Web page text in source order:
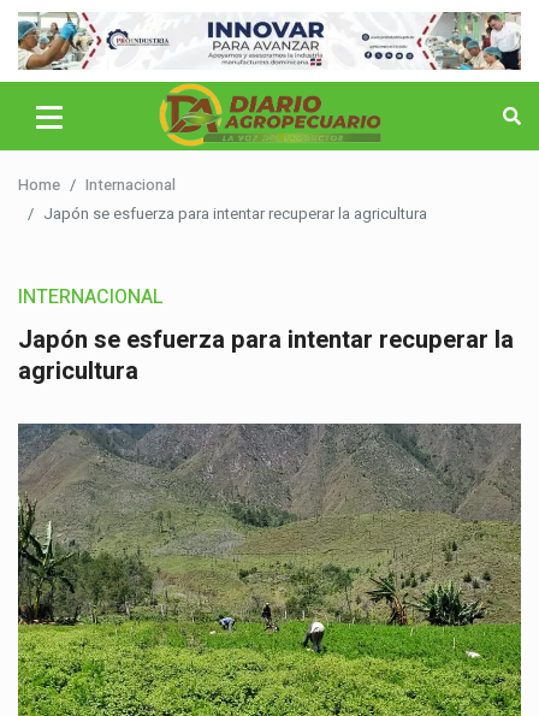
Home
Internacional
Japón se esfuerza para intentar recuperar la agricultura
INTERNACIONAL
Japón se esfuerza para intentar recuperar la
agricultura